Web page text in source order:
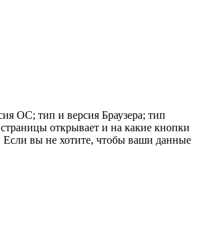
ОС; тип и версия Браузера; тип
открывает и на какие кнопки
Если вы не хотите, чтобы ваши данные